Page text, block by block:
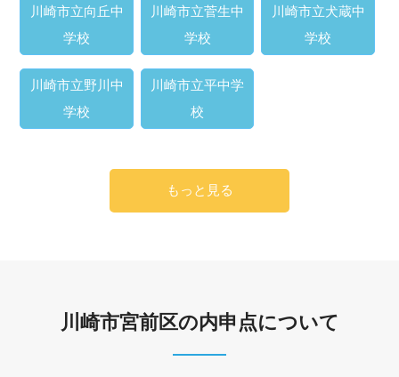
川崎市立向丘中
学校
川崎市立菅生中
学校
川崎市立犬蔵中
学校
川崎市立野川中
学校
川崎市立平中学
校
もっと見る
川崎市宮前区の内申点について